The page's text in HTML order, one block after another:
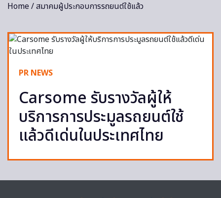
Home/ สมาคมผู้ประกอบการรถยนต์ใช้แล้ว
PR NEWS
Carsome รับรางวัลผู้ให้
บริการการประมูลรถยนต์ใช้
แล้วดีเด่นในประเทศไทย